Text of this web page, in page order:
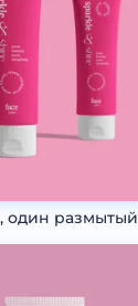
один размытый